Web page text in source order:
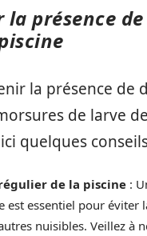
la présence
la présence de
de larve
quelques
de la piscine :
est essentiel pour éviter
nuisibles. Veillez à